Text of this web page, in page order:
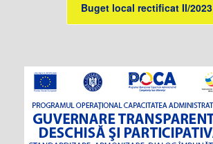
Buget local rectificat II/2023